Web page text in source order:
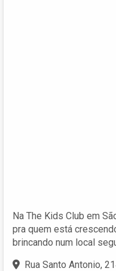
Na The Kids Club em
pra quem está
brincando num local
Rua Santo Antonio,